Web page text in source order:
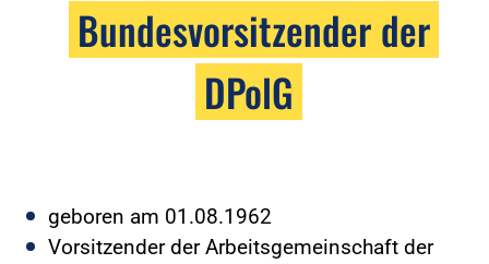
Bundesvorsitzender der
DPolG
geboren am 01.08.1962
Vorsitzender der Arbeitsgemeinschaft der